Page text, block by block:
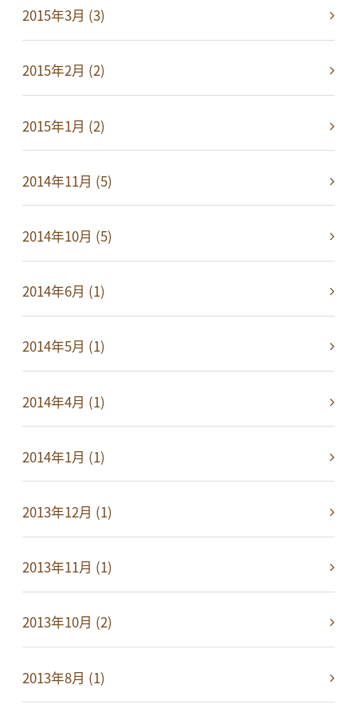
2015年3月 (3)
2015年2月 (2)
2015年1月 (2)
2014年11月 (5)
2014年10月 (5)
2014年6月 (1)
2014年5月 (1)
2014年4月 (1)
2014年1月 (1)
2013年12月 (1)
2013年11月 (1)
2013年10月 (2)
2013年8月 (1)